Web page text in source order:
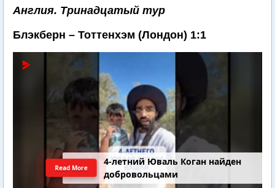
Англия. Тринадцатый тур
Блэкберн – Тоттенхэм (Лондон) 1:1
4-летний Юваль Коган найден
добровольцами
Read More